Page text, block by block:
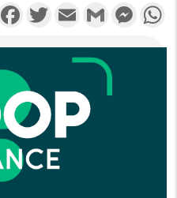
PartagerFacebookTwitterEmail Gmail